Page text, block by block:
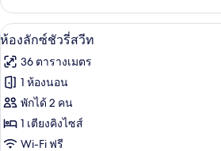
เกี่ยว
กับ
ห้อง
เนียร์
สวี
เปิด
ภาพถ่าย
ทั้งหมด
ของ
ห้อง
ห้องลัก
6
ห้องลักซ์ชัวรี่สวีท
36 ตารางเมตร
1 ห้องนอน
พักได้ 2 คน
1 เตียงคิงไซส์
Wi-Fi ฟรี